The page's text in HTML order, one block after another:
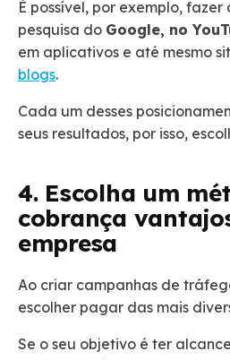
É possível, por exemplo,
pesquisa do Google, no
em aplicativos e até mesmo
blogs.
Cada um desses
seus resultados, por isso,
4. Escolha um
cobrança
empresa
Ao criar campanhas de
escolher pagar das mais
Se o seu objetivo é ter